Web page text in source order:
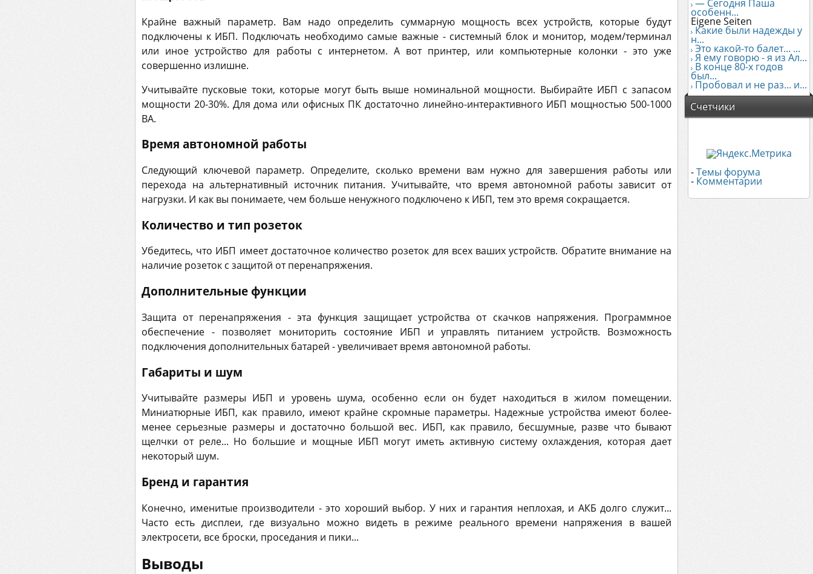
— Сегодня Паша
особенн...
Eigene Seiten
Какие были надежды у
н...
Это какой-то балет... ...
Я ему говорю - я из Ал...
В конце 80-х годов
был...
Пробовал и не раз... и...
Счетчики
-Темы форума
- Комментарии
Крайне важный параметр. Вам надо определить суммарную мощность всех устройств, которые будут
подключены к ИБП. Подключать необходимо самые важные - системный блок и монитор, модем/терминал
или иное устройство для работы с интернетом. А вот принтер, или компьютерные колонки - это уже
совершенно излишне.
Учитывайте пусковые токи, которые могут быть выше номинальной мощности. Выбирайте ИБП с запасом
мощности 20-30%. Для дома или офисных ПК достаточно линейно-интерактивного ИБП мощностью 500-1000
ВА.
Время автономной работы
Следующий ключевой параметр. Определите, сколько времени вам нужно для завершения работы или
перехода на альтернативный источник питания. Учитывайте, что время автономной работы зависит от
нагрузки. И как вы понимаете, чем больше ненужного подключено к ИБП, тем это время сокращается.
Количество и тип розеток
Убедитесь, что ИБП имеет достаточное количество розеток для всех ваших устройств. Обратите внимание на
наличие розеток с защитой от перенапряжения.
Дополнительные функции
Защита от перенапряжения - эта функция защищает устройства от скачков напряжения. Программное
обеспечение - позволяет мониторить состояние ИБП и управлять питанием устройств. Возможность
подключения дополнительных батарей - увеличивает время автономной работы.
Габариты и шум
Учитывайте размеры ИБП и уровень шума, особенно если он будет находиться в жилом помещении.
Миниатюрные ИБП, как правило, имеют крайне скромные параметры. Надежные устройства имеют более-
менее серьезные размеры и достаточно большой вес. ИБП, как правило, бесшумные, разве что бывают
щелчки от реле... Но большие и мощные ИБП могут иметь активную систему охлаждения, которая дает
некоторый шум.
Бренд и гарантия
Конечно, именитые производители - это хороший выбор. У них и гарантия неплохая, и АКБ долго служит...
Часто есть дисплеи, где визуально можно видеть в режиме реального времени напряжения в вашей
электросети, все броски, проседания и пики...
Выводы